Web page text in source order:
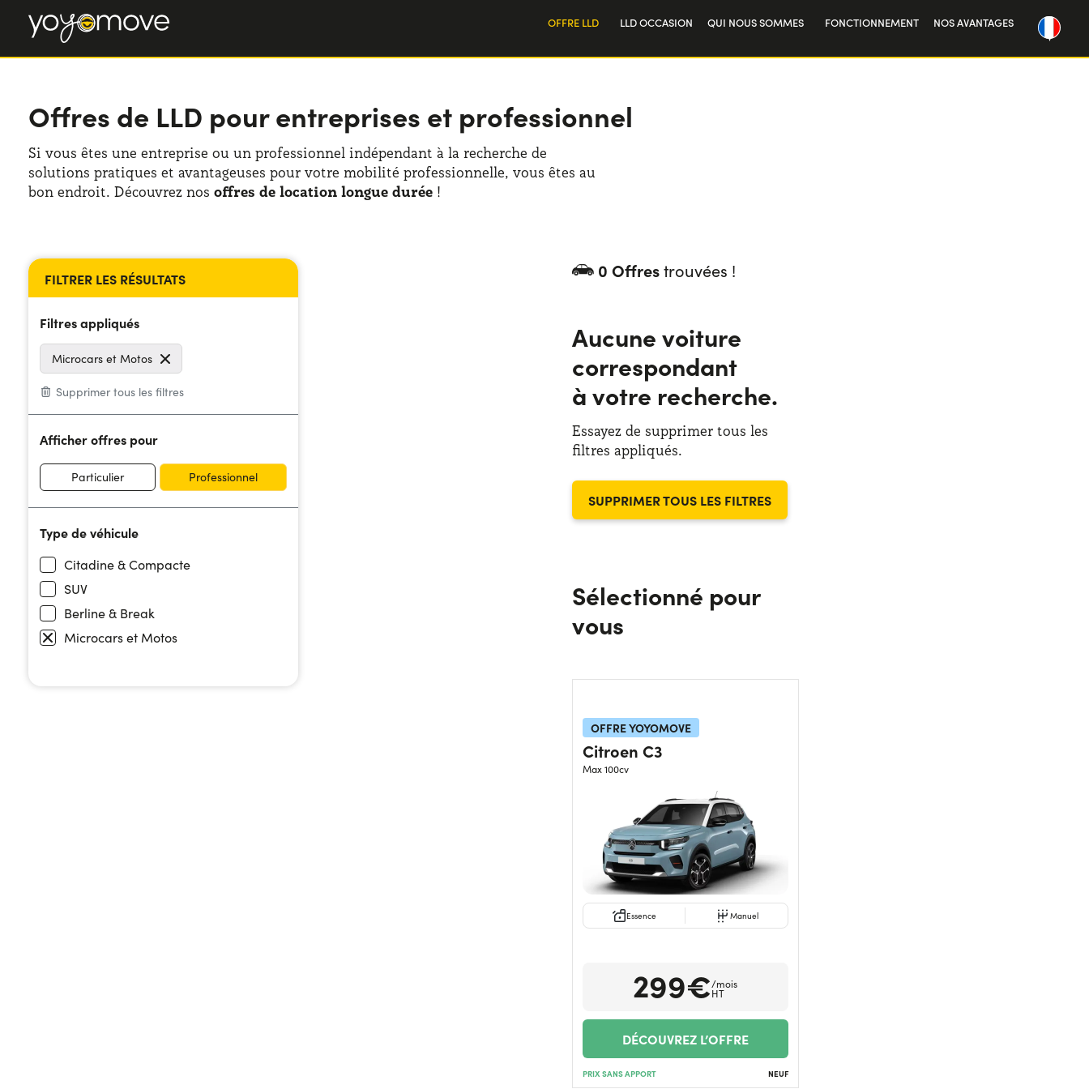
OFFRE LLD LLD OCCASION QUI NOUS SOMMES FONCTIONNEMENT NOS AVANTAGES
Offres de LLD pour entreprises et professionnel
Si vous êtes une entreprise ou un professionnel indépendant à la recherche de
solutions pratiques et avantageuses pour votre mobilité professionnelle, vous êtes au
bon endroit. Découvrez nos offres de location longue durée !
Filtres appliqués
Supprimer tous les filtres
Microcars et Motos
Afficher offres pour
Particulier Professionnel
Type de véhicule
Citadine & Compacte
SUV
Berline & Break
Microcars et Motos
0 Offrestrouvées !
Aucune voiture
correspondant
à votre recherche.
Essayez de supprimer tous les
filtres appliqués.
SUPPRIMER TOUS LES FILTRES
Sélectionné pour
vous
OFFRE YOYOMOVE
Citroen C3
Max 100cv
Essence Manuel
299€/mois
HT
DÉCOUVREZ L’OFFRE
PRIX SANS APPORT NEUF